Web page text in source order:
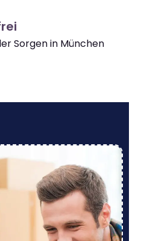
Sorgen in München